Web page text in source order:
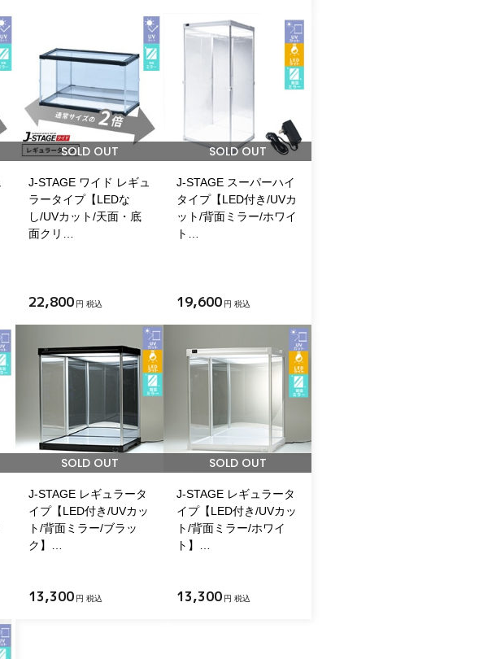
SOLD OUT
J-STAGE ワイド レギュ
ラータイプ【LEDな
し/UVカット/天面・底
面クリ…
22,800 円 税込
SOLD OUT
J-STAGE スーパーハイ
タイプ【LED付き/UVカ
ット/背面ミラー/ホワイ
ト…
19,600 円 税込
SOLD OUT
J-STAGE レギュラータ
イプ【LED付き/UVカッ
ト/背面ミラー/ブラッ
ク】…
13,300 円 税込
SOLD OUT
J-STAGE レギュラータ
イプ【LED付き/UVカッ
ト/背面ミラー/ホワイ
ト】…
13,300 円 税込